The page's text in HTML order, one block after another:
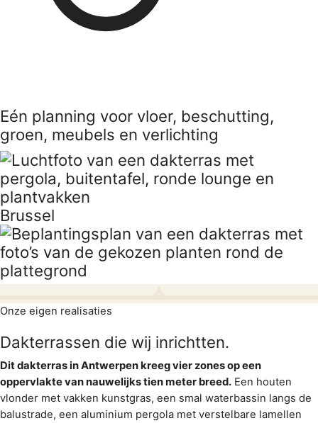
Eén planning voor vloer, beschutting,
groen, meubels en verlichting
Brussel
Onze eigen realisaties
Dakterrassen die wij inrichtten.
Dit dakterras in Antwerpen kreeg vier zones op een
oppervlakte van nauwelijks tien meter breed. Een houten
vlonder met vakken kunstgras, een smal waterbassin langs de
balustrade, een aluminium pergola met verstelbare lamellen